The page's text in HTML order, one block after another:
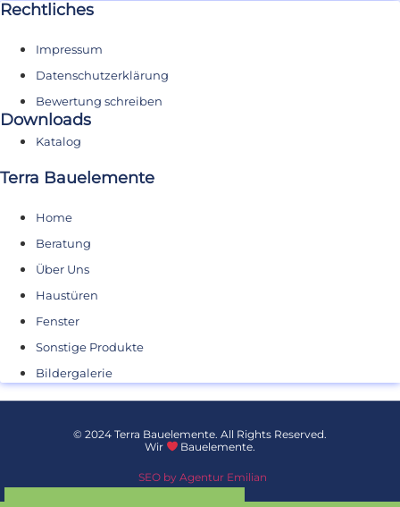
Rechtliches
Impressum
Datenschutzerklärung
Bewertung schreiben
Downloads
Katalog
Terra Bauelemente
Home
Beratung
Über Uns
Haustüren
Fenster
Sonstige Produkte
Bildergalerie
© 2024 Terra Bauelemente. All Rights Reserved.
Wir
Bauelemente.
SEO by Agentur Emilian